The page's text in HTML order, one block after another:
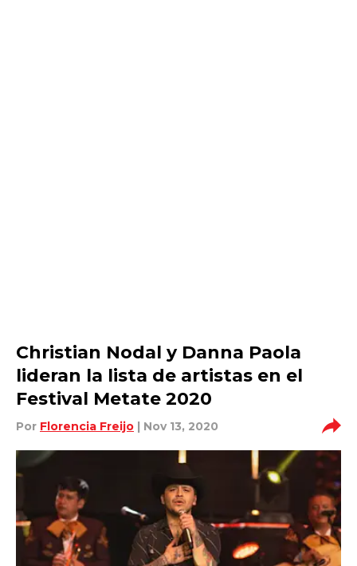
Christian Nodal y Danna Paola
lideran la lista de artistas en el
Festival Metate 2020
Por Florencia Freijo | Nov 13, 2020